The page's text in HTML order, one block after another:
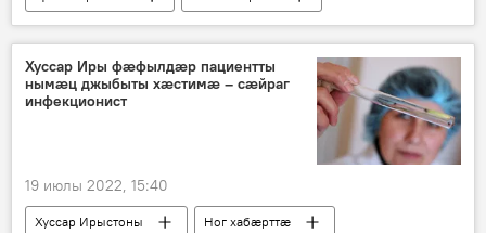
Хуссар Иры фæфылдæр пациентты
нымæц джыбыты хæстимæ – сæйраг
инфекционист
19 июлы 2022, 15:40
Хуссар Ирыстоны Ног хабӕрттӕ